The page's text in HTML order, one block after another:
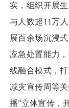
实，组织开展
与人数超11万
展百余场沉浸
应急处置能力
线融合模式，
减灾宣传周等
播”立体宣传，